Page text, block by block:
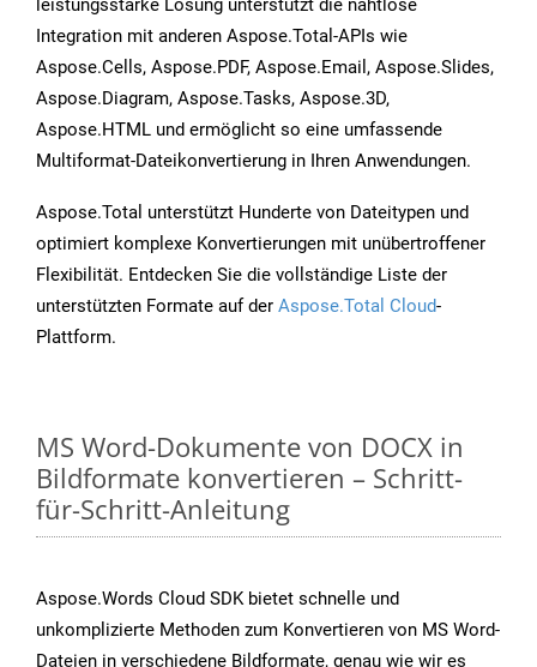
leistungsstarke Lösung unterstützt die nahtlose
Integration mit anderen Aspose.Total-APIs wie
Aspose.Cells, Aspose.PDF, Aspose.Email, Aspose.Slides,
Aspose.Diagram, Aspose.Tasks, Aspose.3D,
Aspose.HTML und ermöglicht so eine umfassende
Multiformat-Dateikonvertierung in Ihren Anwendungen.
Aspose.Total unterstützt Hunderte von Dateitypen und
optimiert komplexe Konvertierungen mit unübertroffener
Flexibilität. Entdecken Sie die vollständige Liste der
unterstützten Formate auf der Aspose.Total Cloud-
Plattform.
MS Word-Dokumente von DOCX in
Bildformate konvertieren – Schritt-
für-Schritt-Anleitung
Aspose.Words Cloud SDK bietet schnelle und
unkomplizierte Methoden zum Konvertieren von MS Word-
Dateien in verschiedene Bildformate, genau wie wir es